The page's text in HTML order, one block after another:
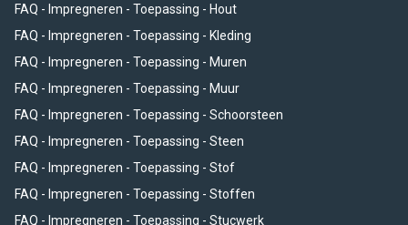
FAQ - Impregneren - Toepassing - Hout
FAQ - Impregneren - Toepassing - Kleding
FAQ - Impregneren - Toepassing - Muren
FAQ - Impregneren - Toepassing - Muur
FAQ - Impregneren - Toepassing - Schoorsteen
FAQ - Impregneren - Toepassing - Steen
FAQ - Impregneren - Toepassing - Stof
FAQ - Impregneren - Toepassing - Stoffen
FAQ - Impregneren - Toepassing - Stucwerk